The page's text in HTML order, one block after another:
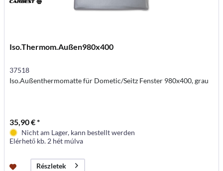
Iso.Thermom.Außen980x400
37518
Iso.Außenthermomatte für Dometic/Seitz Fenster 980x400, grau
35,90 € *
Nicht am Lager, kann bestellt werden
Elérhető kb. 2 hét múlva
Részletek